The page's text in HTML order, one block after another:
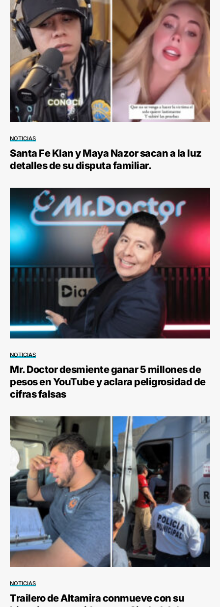
NOTICIAS
Santa Fe Klan y Maya Nazor sacan a la luz
detalles de su disputa familiar.
NOTICIAS
Mr. Doctor desmiente ganar 5 millones de
pesos en YouTube y aclara peligrosidad de
cifras falsas
NOTICIAS
Trailero de Altamira conmueve con su